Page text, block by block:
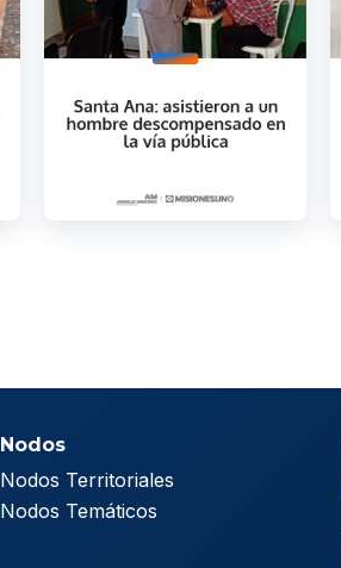
Nodos
Nodos Territoriales
Nodos Temáticos